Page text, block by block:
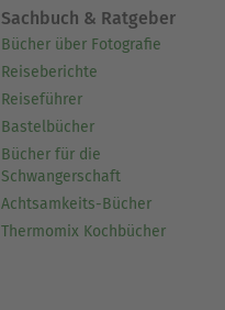
Sachbuch & Ratgeber
Bücher über Fotografie
Reiseberichte
Reiseführer
Bastelbücher
Bücher für die
Schwangerschaft
Achtsamkeits-Bücher
Thermomix Kochbücher